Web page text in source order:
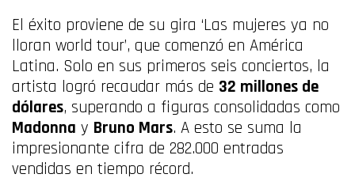
El éxito proviene de su gira ‘Las mujeres ya no
lloran world tour’, que comenzó en América
Latina. Solo en sus primeros seis conciertos, la
artista logró recaudar más de 32 millones de
dólares, superando a figuras consolidadas como
Madonna y Bruno Mars. A esto se suma la
impresionante cifra de 282.000 entradas
vendidas en tiempo récord.